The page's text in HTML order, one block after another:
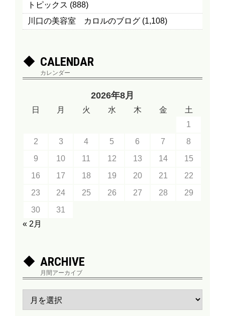
トピックス (888)
川口の美容室 カロルのブログ (1,108)
CALENDAR
カレンダー
2026年8月
日 月 火 水 木 金
土
1
2
3 4 5 6 7
8
9
10 11 12 13 14
15
16
17 18 19 20 21
22
23
24 25 26 27 28
29
30
31
« 2月
ARCHIVE
月間アーカイブ